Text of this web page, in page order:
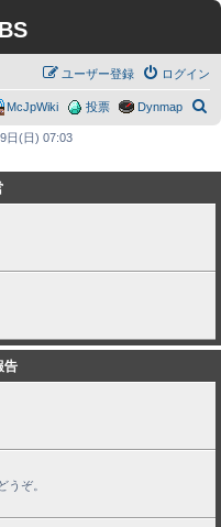
ログイン
ユーザー登録
Dynmap
投票
McJpWiki
日(日) 07:03
告
うぞ。